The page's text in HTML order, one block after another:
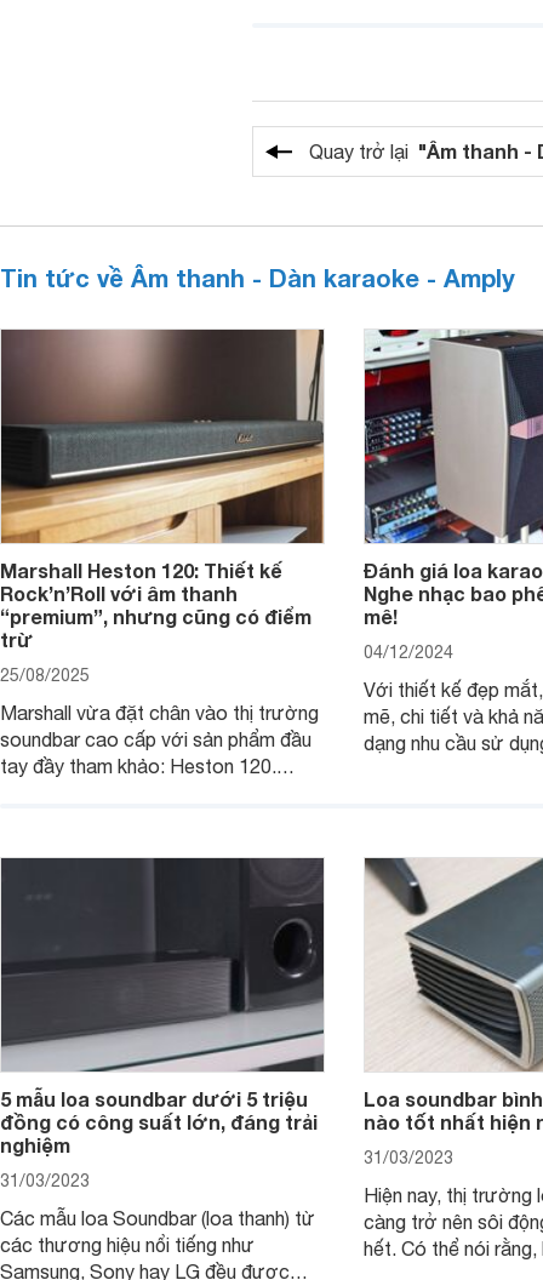
Quay trở lại "Âm thanh -
Tin tức về Âm thanh - Dàn karaoke - Amply
Marshall Heston 120: Thiết kế
Rock’n’Roll với âm thanh
“premium”, nhưng cũng có điểm
trừ
25/08/2025
Marshall vừa đặt chân vào thị trường
soundbar cao cấp với sản phẩm đầu
tay đầy tham khảo: Heston 120.
Đánh giá loa
Nghe nhạc bao
mê!
04/12/2024
Với thiết kế đẹp
mẽ, chi tiết và khả
dạng nhu cầu sử
những sự kiện giải trí.
5 mẫu loa soundbar dưới 5 triệu
đồng có công suất lớn, đáng trải
nghiệm
31/03/2023
Các mẫu loa Soundbar (loa thanh) từ
các thương hiệu nổi tiếng như
Samsung, Sony hay LG đều được
Loa soundbar
nào tốt nhất hiện
31/03/2023
Hiện nay, thị trường
càng trở nên sôi
hết. Có thể nói